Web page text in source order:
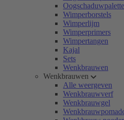
Wimperborstels
Wimperlijm
Wimperprimers
Wimpertangen
Kajal
Sets
Wenkbrauwen
Wenkbrauwen
Alle weergeven
Wenkbrauwverf
Wenkbrauwgel